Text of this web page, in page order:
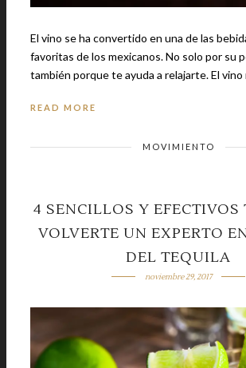
El vino se ha convertido en una de las
favoritas de los mexicanos. No solo por su
también porque
READ MORE
MOVIMIENTO
4 SENCILLOS Y EFECTIVOS
VOLVERTE UN EXPERTO
DEL TEQUILA
noviembre 29, 2017